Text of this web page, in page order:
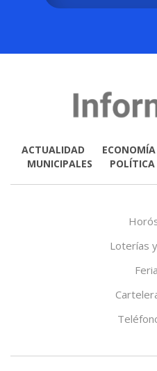
ACTUALIDAD ECONOMÍA
MUNICIPALES
POLÍTICA
Loterías